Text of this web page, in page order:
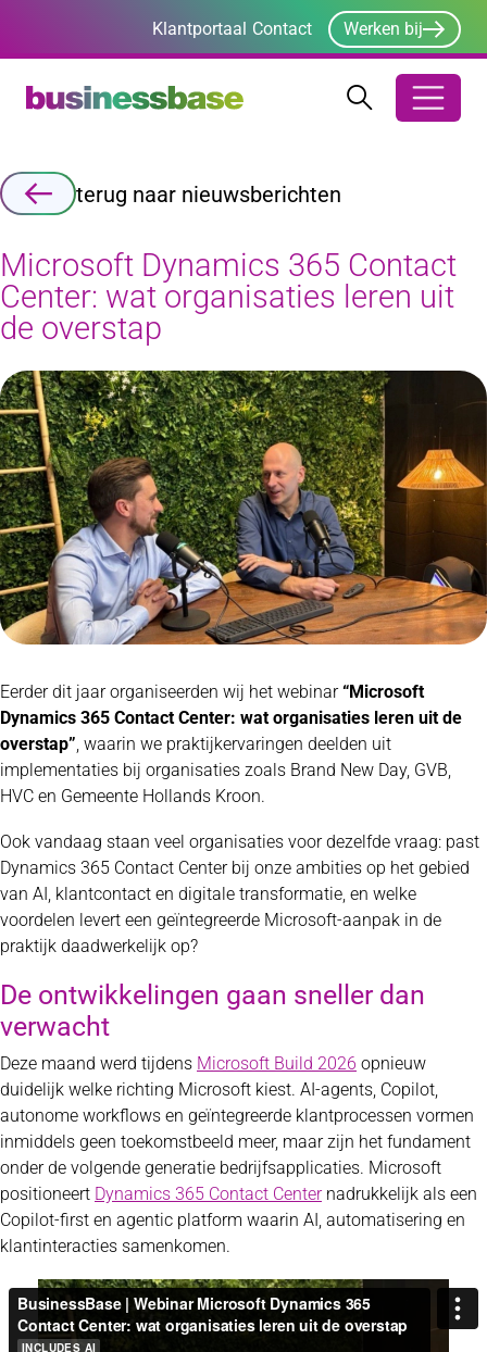
Klantportaal Contact Werken bij
Zoeken Zoeken
terug naar nieuwsberichten
Microsoft Dynamics 365 Contact
Center: wat organisaties leren uit
de overstap
Eerder dit jaar organiseerden wij het webinar“Microsoft
Dynamics 365 Contact Center: wat organisaties leren uit de
overstap” , waarin we praktijkervaringen deelden uit
implementaties bij organisaties zoals Brand New Day, GVB,
HVC en Gemeente Hollands Kroon.
Ook vandaag staan veel organisaties voor dezelfde vraag: past
Dynamics 365 Contact Center bij onze ambities op het gebied
van AI, klantcontact en digitale transformatie, en welke
voordelen levert een geïntegreerde Microsoft-aanpak in de
praktijk daadwerkelijk op?
De ontwikkelingen gaan sneller dan
verwacht
Deze maand werd tijdens Microsoft Build 2026 opnieuw
duidelijk welke richting Microsoft kiest. AI-agents, Copilot,
autonome workflows en geïntegreerde klantprocessen vormen
inmiddels geen toekomstbeeld meer, maar zijn het fundament
onder de volgende generatie bedrijfsapplicaties. Microsoft
positioneert Dynamics 365 Contact Centernadrukkelijk als een
Copilot-first en agentic platform waarin AI, automatisering en
klantinteracties samenkomen.